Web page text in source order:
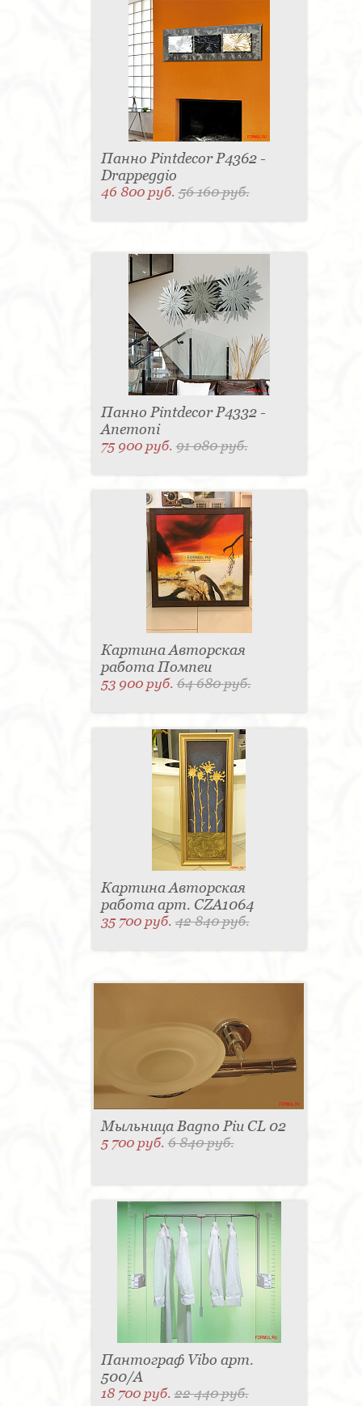
Панно Pintdecor P4362 -
Drappeggio
46 800 руб.56 160 руб.
Панно Pintdecor P4332 -
Anemoni
75 900 руб.91 080 руб.
Картина Авторская
работа Помпеи
53 900 руб.64 680 руб.
Картина Авторская
работа арт. CZA1064
35 700 руб.42 840 руб.
Мыльница Bagno Piu CL 02
5 700 руб.6 840 руб.
Пантограф Vibo арт.
500/A
18 700 руб.22 440 руб.